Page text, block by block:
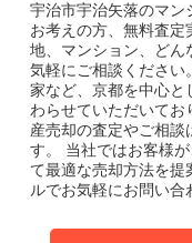
宇治市宇治矢落のマン
お考えの方、無料査定
地、マンション、どん
気軽にご相談ください。
家など、京都を中心と
わらせていただいてお
産売却の査定やご相談
す。
当社ではお客様
て最適な売却方法を提
ルでお気軽にお問い合